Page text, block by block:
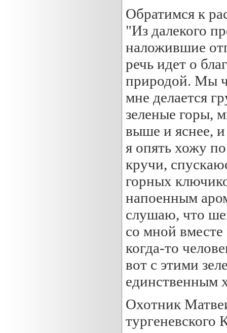
Обратимся к
"Из далекого
наложившие
речь идет о
природой. Мы
мне делается
зеленые горы,
выше и яснее,
я опять хожу
кручи,
горных
напоенным
слушаю, что
со мной вместе
когда-то
вот с этими
единственным
Охотник
тургеневского